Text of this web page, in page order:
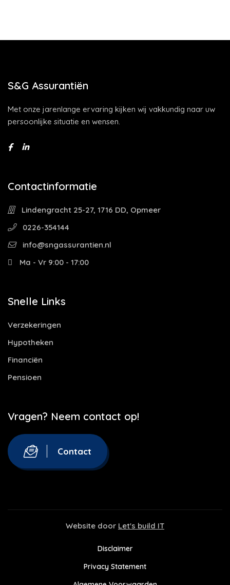
S&G Assurantiën
Met onze jarenlange ervaring kijken wij vakkundig naar uw
persoonlijke situatie en wensen.
Contactinformatie
Lindengracht 25-27, 1716 DD, Opmeer
0226-354144
info@sngassurantien.nl
Ma - Vr 9:00 - 17:00
Snelle Links
Verzekeringen
Hypotheken
Financiën
Pensioen
Vragen? Neem contact op!
Contact
Website door Let's build IT
Disclaimer
Privacy Statement